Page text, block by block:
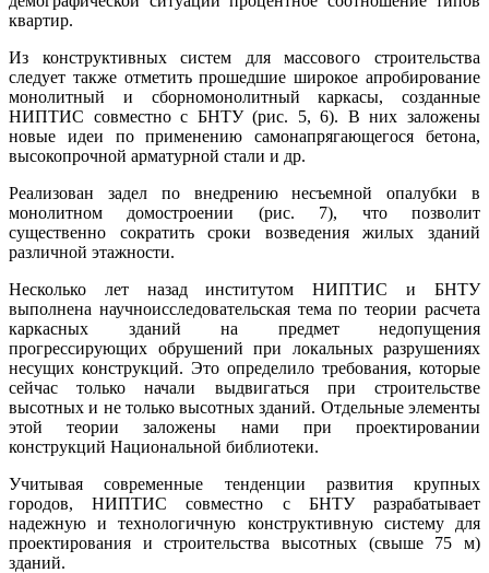
квартир.
Из конструктивных систем для массового строительства
следует также отметить прошедшие широкое апробирование
монолитный и сборномонолитный каркасы, созданные
НИПТИС совместно с БНТУ (рис. 5, 6). В них заложены
новые идеи по применению самонапрягающегося бетона,
высокопрочной арматурной стали и др.
Реализован задел по внедрению несъемной опалубки в
монолитном домостроении (рис. 7), что позволит
существенно сократить сроки возведения жилых зданий
различной этажности.
Несколько лет назад институтом НИПТИС и БНТУ
выполнена научноисследовательская тема по теории расчета
каркасных зданий на предмет недопущения
прогрессирующих обрушений при локальных разрушениях
несущих конструкций. Это определило требования, которые
сейчас только начали выдвигаться при строительстве
высотных и не только высотных зданий. Отдельные элементы
этой теории заложены нами при проектировании
конструкций Национальной библиотеки.
Учитывая современные тенденции развития крупных
городов, НИПТИС совместно с БНТУ разрабатывает
надежную и технологичную конструктивную систему для
проектирования и строительства высотных (свыше 75 м)
зданий.